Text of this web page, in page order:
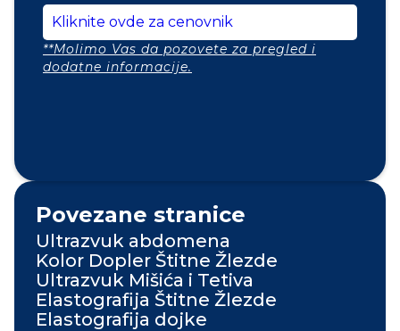
Kliknite ovde za cenovnik
**Molimo Vas da pozovete za pregled i
dodatne informacije.
Povezane stranice
Ultrazvuk abdomena
Kolor Dopler Štitne Žlezde
Ultrazvuk Mišića i Tetiva
Elastografija Štitne Žlezde
Elastografija dojke